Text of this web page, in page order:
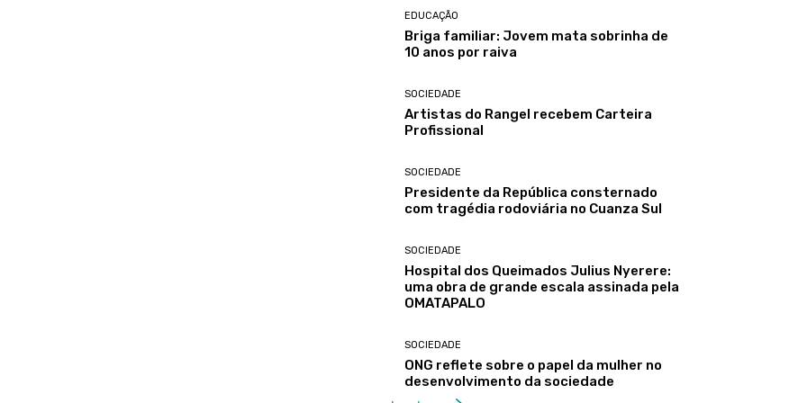
EDUCAÇÃO
Briga familiar: Jovem mata sobrinha de
10 anos por raiva
SOCIEDADE
Artistas do Rangel recebem Carteira
Profissional
SOCIEDADE
Presidente da República consternado
com tragédia rodoviária no Cuanza Sul
SOCIEDADE
Hospital dos Queimados Julius Nyerere:
uma obra de grande escala assinada pela
OMATAPALO
SOCIEDADE
ONG reflete sobre o papel da mulher no
desenvolvimento da sociedade